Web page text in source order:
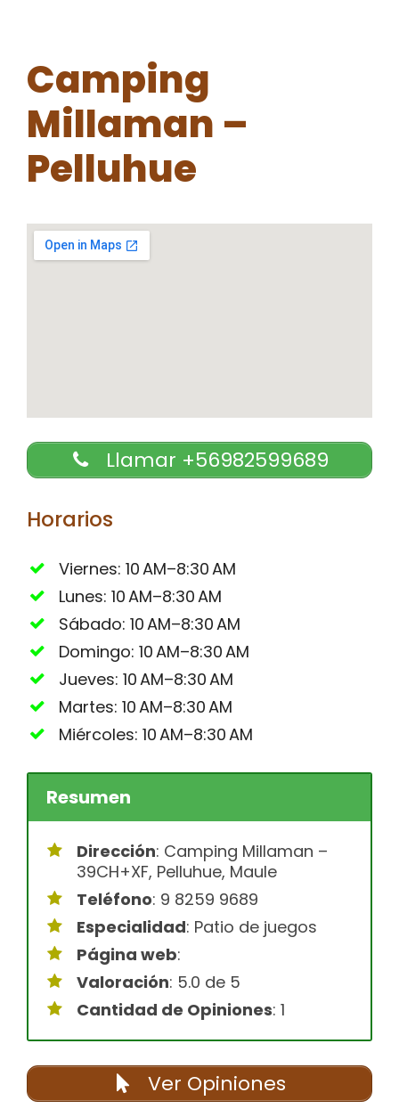
Camping
Millaman –
Pelluhue
Llamar +56982599689
Horarios
Viernes: 10 AM–8:30 AM
Lunes: 10 AM–8:30 AM
Sábado: 10 AM–8:30 AM
Domingo: 10 AM–8:30 AM
Jueves: 10 AM–8:30 AM
Martes: 10 AM–8:30 AM
Miércoles: 10 AM–8:30 AM
Resumen
Dirección: Camping Millaman –
39CH+XF, Pelluhue, Maule
Teléfono: 9 8259 9689
Especialidad: Patio de juegos
Página web:
Valoración: 5.0 de 5
Cantidad de Opiniones: 1
Ver Opiniones